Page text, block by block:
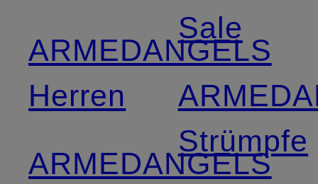
ARMEDANGELS
Herren
ARMEDANGELS
Sale
Strümpfe